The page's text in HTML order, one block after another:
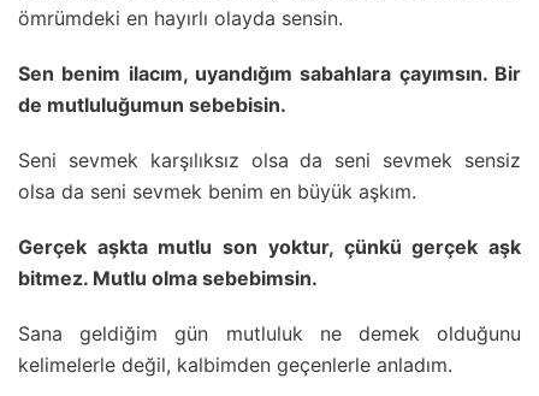
ömrümdeki en hayırlı olayda sensin.
Sen benim ilacım, uyandığım sabahlara çayımsın. Bir
de mutluluğumun sebebisin.
Seni sevmek karşılıksız olsa da seni sevmek sensiz
olsa da seni sevmek benim en büyük aşkım.
Gerçek aşkta mutlu son yoktur, çünkü gerçek aşk
bitmez. Mutlu olma sebebimsin.
Sana geldiğim gün mutluluk ne demek olduğunu
kelimelerle değil, kalbimden geçenlerle anladım.